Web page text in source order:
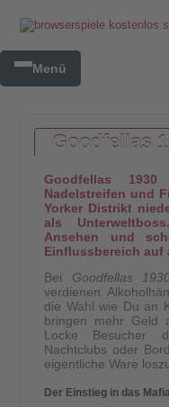
Menü
Goodfellas
Goodfellas
Nadelstreifen und
Yorker Distrikt
als
Ansehen und
Einflussbereich auf
Bei Goodfellas
verdienen.
die Wahl wie Du an
bringen mehr Geld
Locke Besucher
Nachtclubs oder
eigentliche Ware
Der Einstieg in das